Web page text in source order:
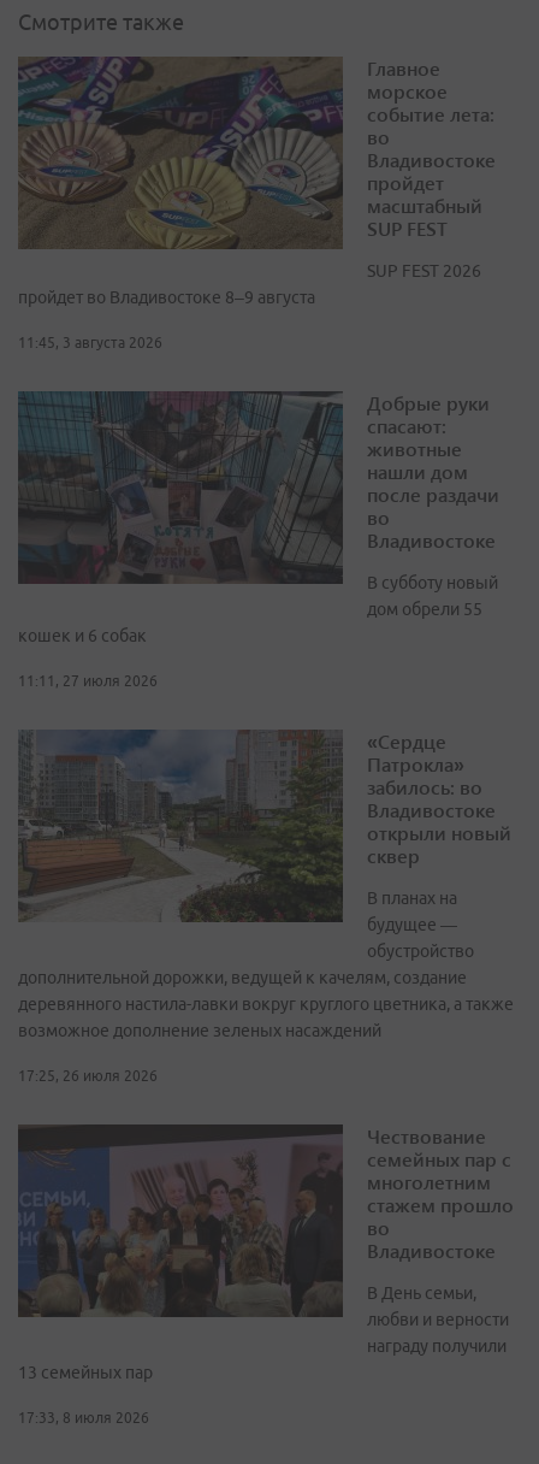
Смотрите также
Главное
морское
событие лета:
во
Владивостоке
пройдет
масштабный
SUP FEST
SUP FEST 2026
пройдет во Владивостоке 8–9 августа
11:45, 3 августа 2026
Добрые руки
спасают:
животные
нашли дом
после раздачи
во
Владивостоке
В субботу новый
дом обрели 55
кошек и 6 собак
11:11, 27 июля 2026
«Сердце
Патрокла»
забилось: во
Владивостоке
открыли новый
сквер
В планах на
будущее —
обустройство
дополнительной дорожки, ведущей к качелям, создание
деревянного настила-лавки вокруг круглого цветника, а также
возможное дополнение зеленых насаждений
17:25, 26 июля 2026
Чествование
семейных пар с
многолетним
стажем прошло
во
Владивостоке
В День семьи,
любви и верности
награду получили
13 семейных пар
17:33, 8 июля 2026